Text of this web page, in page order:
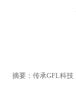
摘要：传承GFL科技